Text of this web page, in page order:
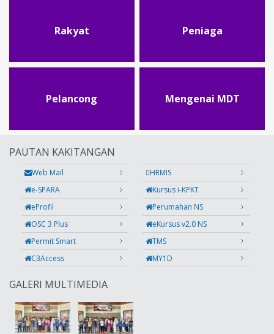
Rakyat Peniaga
Pelancong Mengenai MDT
PAUTAN KAKITANGAN
Web Mail
HRMIS
e-SPARA
Kursus i-KPKT
eProfil
Perumahan NS
OSC 3 Plus
eKursus v2.0 NS
Permit Smart
TMS
C3Access
MY1D
GALERI MULTIMEDIA